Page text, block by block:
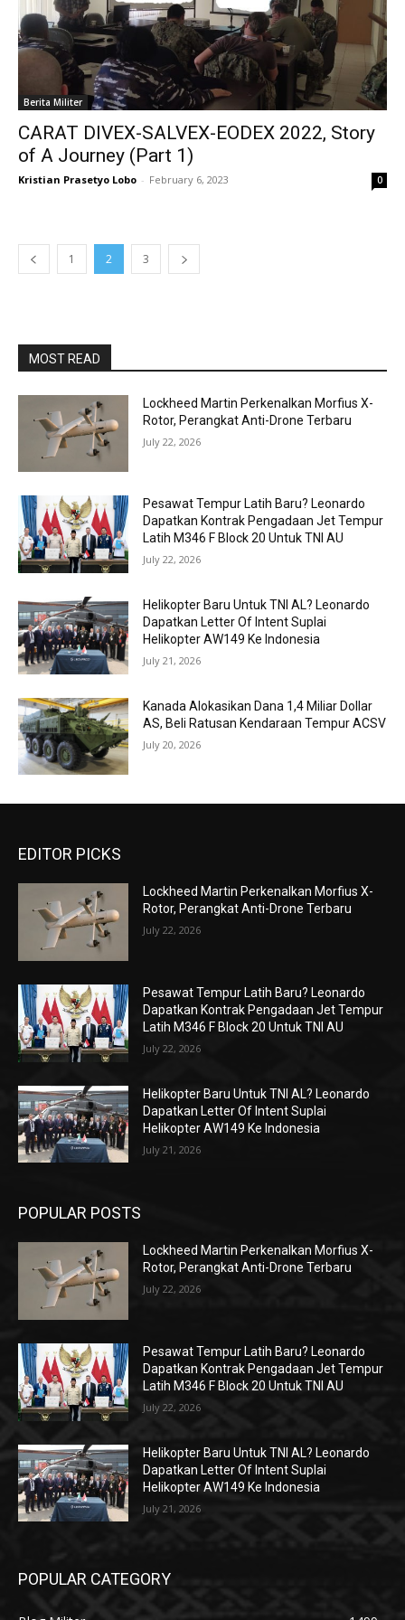
Berita Militer
CARAT DIVEX-SALVEX-EODEX 2022, Story
of A Journey (Part 1)
Kristian Prasetyo Lobo - February 6, 2023 0
1 2 3
MOST READ
Lockheed Martin Perkenalkan Morfius X-
Rotor, Perangkat Anti-Drone Terbaru
July 22, 2026
Pesawat Tempur Latih Baru? Leonardo
Dapatkan Kontrak Pengadaan Jet Tempur
Latih M346 F Block 20 Untuk TNI AU
July 22, 2026
Helikopter Baru Untuk TNI AL? Leonardo
Dapatkan Letter Of Intent Suplai
Helikopter AW149 Ke Indonesia
July 21, 2026
Kanada Alokasikan Dana 1,4 Miliar Dollar
AS, Beli Ratusan Kendaraan Tempur ACSV
July 20, 2026
EDITOR PICKS
Lockheed Martin Perkenalkan Morfius X-
Rotor, Perangkat Anti-Drone Terbaru
July 22, 2026
Pesawat Tempur Latih Baru? Leonardo
Dapatkan Kontrak Pengadaan Jet Tempur
Latih M346 F Block 20 Untuk TNI AU
July 22, 2026
Helikopter Baru Untuk TNI AL? Leonardo
Dapatkan Letter Of Intent Suplai
Helikopter AW149 Ke Indonesia
July 21, 2026
POPULAR POSTS
Lockheed Martin Perkenalkan Morfius X-
Rotor, Perangkat Anti-Drone Terbaru
July 22, 2026
Pesawat Tempur Latih Baru? Leonardo
Dapatkan Kontrak Pengadaan Jet Tempur
Latih M346 F Block 20 Untuk TNI AU
July 22, 2026
Helikopter Baru Untuk TNI AL? Leonardo
Dapatkan Letter Of Intent Suplai
Helikopter AW149 Ke Indonesia
July 21, 2026
POPULAR CATEGORY